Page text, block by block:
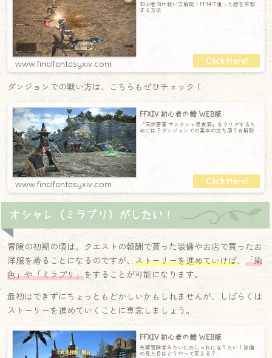
初心者向け戦い方解説！FF14で狙った敵を攻撃
する方法
www.finalfantasyxiv.com
ダンジョンでの戦い方は、こちらもぜひチェック！
FFXIV 初心者の館 WEB版
「天然要害 サスタシャ浸食洞」をクリアするた
めには？ダンジョンでの基本の立ち回りを解説
www.finalfantasyxiv.com
オシャレ（ミラプリ）がしたい！
冒険の初期の頃は、クエストの報酬で貰った装備やお店で買ったお
洋服を着ることになるのですが、 ストーリーを進めていけば、 「染
色」や「ミラプリ」をすることが可能になります。
最初はできずにちょっともどかしいかもしれませんが、しばらくは
ストーリーを進めていくことに専念しましょう。
FFXIV 初心者の館 WEB版
先輩冒険者みたいにおしゃれになりたい！装備
の見た目はどうやって変える？